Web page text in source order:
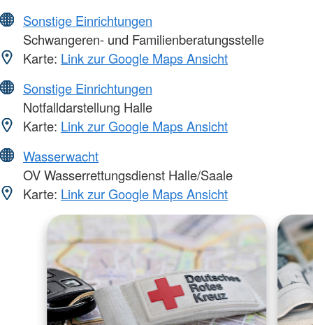
Sonstige Einrichtungen
Schwangeren- und Familienberatungsstelle
Karte: Link zur Google Maps Ansicht
Sonstige Einrichtungen
Notfalldarstellung Halle
Karte: Link zur Google Maps Ansicht
Wasserwacht
OV Wasserrettungsdienst Halle/Saale
Karte: Link zur Google Maps Ansicht